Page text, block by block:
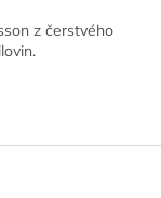
z čerstvého